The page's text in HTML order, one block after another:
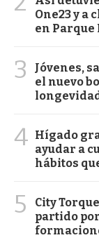
One23 y a
en
3
Jóvenes,
el nuevo
4 Hígado
ayudar a
hábitos
5
City
partido